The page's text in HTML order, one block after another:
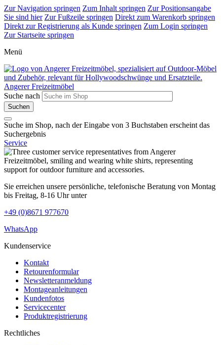
Zur Navigation springen Zum Inhalt springen Zur Positionsangabe
Sie sind hier Zur Fußzeile springen Direkt zum Warenkorb springen
Direkt zur Registrierung als Kunde springen Zum Login springen
Zur Startseite springen
Menü
Angerer Freizeitmöbel
Suche nach
Suche im Shop, nach der Eingabe von 3 Buchstaben erscheint das
Suchergebnis
Service
Sie erreichen unsere persönliche, telefonische Beratung von Montag
bis Freitag, 8-16 Uhr unter
+49 (0)8671 977670
WhatsApp
Kundenservice
Kontakt
Retourenformular
Newsletteranmeldung
Montageanleitungen
Kundenfotos
Servicecenter
Produktregistrierung
Rechtliches